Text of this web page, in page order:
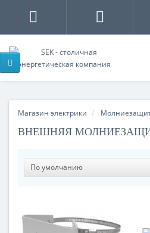
Магазин электрики
ВНЕШНЯЯ